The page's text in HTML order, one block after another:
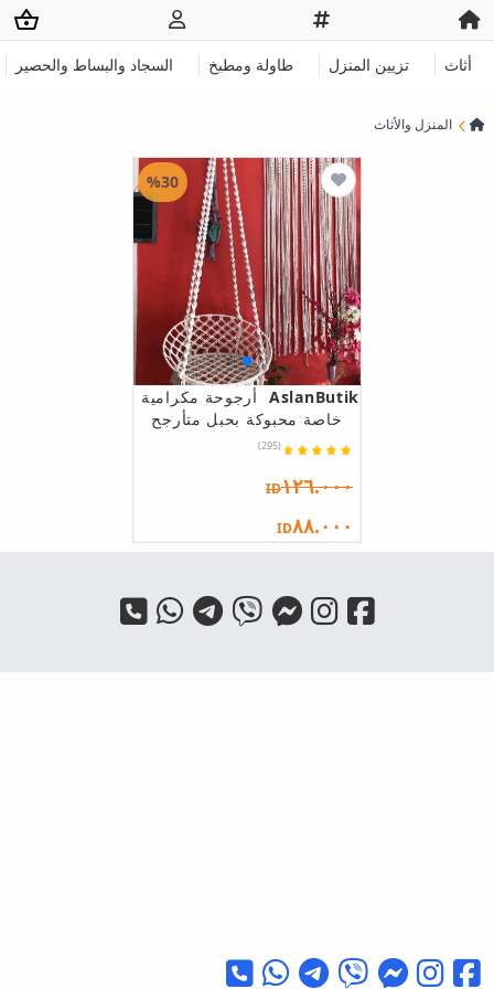
أثاث تزيين المنزل طاولة ومطبخ السجاد والبساط والحصير
المنزل والأثاث
AslanButik
أرجوحة مكرامية
خاصة محبوكة بحبل متأرجح
(295)
ID١٢٦.٠٠٠
ID٨٨.٠٠٠
%30